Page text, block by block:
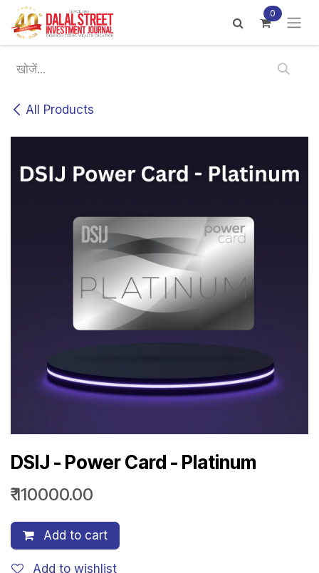
Skip to Content 0
All Products
DSIJ - Power Card - Platinum
₹110000.00
Add to cart
Add to wishlist